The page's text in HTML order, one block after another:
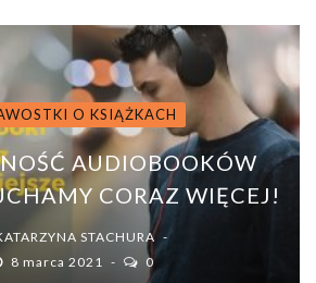
O KSIĄŻKACH
AUDIOBOOKÓW
CORAZ WIĘCEJ!
STACHURA
8 marca 2021
0